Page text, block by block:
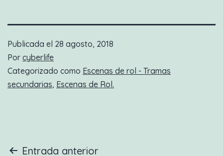
Publicada el 28 agosto, 2018
Por cyberlife
Categorizado como Escenas de rol - Tramas
secundarias, Escenas de Rol.
Entrada anterior